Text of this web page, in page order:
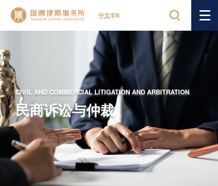
中文/EN
CIVIL AND COMMERCIAL LITIGATION AND ARBITRATION
民商诉讼与仲裁